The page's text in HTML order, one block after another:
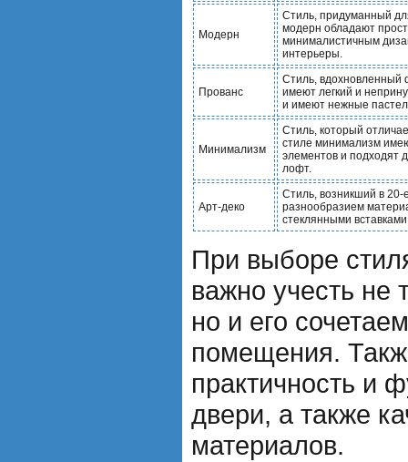
Модерн
Стиль, придуманный
модерн обладают
минималистичным
интерьеры.
Прованс
Стиль, вдохновленный
имеют легкий и
и имеют нежные
Минимализм
Стиль, который
стиле минимализм
элементов и подходят
лофт.
Арт-деко
Стиль, возникший в
разнообразием
стеклянными
При выборе
важно учесть не
но и его
помещения.
практичность и
двери, а также
материалов.